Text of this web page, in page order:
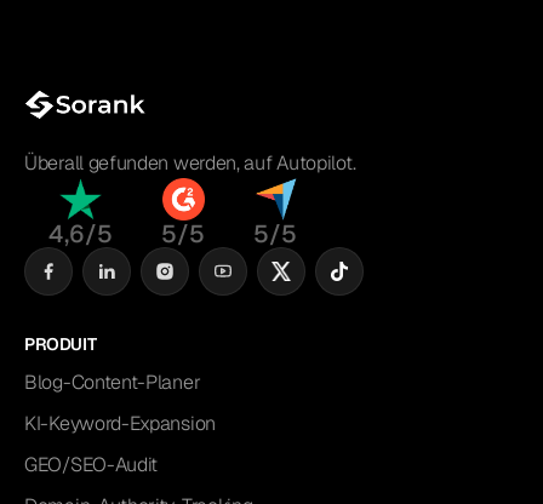
Überall gefunden werden, auf Autopilot.
4,6/5 5/5 5/5
PRODUIT
Blog-Content-Planer
KI-Keyword-Expansion
GEO/SEO-Audit